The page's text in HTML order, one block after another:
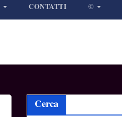
CONTATTI ©
Cerca